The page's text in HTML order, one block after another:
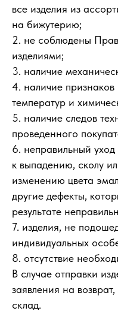
все изделия из
на бижутерию;
2. не соблюдены
изделиями;
3. наличие
4. наличие признаков
температур и
5. наличие следов
проведенного
6. неправильный
к выпадению, сколу
изменению цвета
другие дефекты,
результате
7. изделия, не
индивидуальных
8. отсутствие
В случае отправки
заявления на
склад.